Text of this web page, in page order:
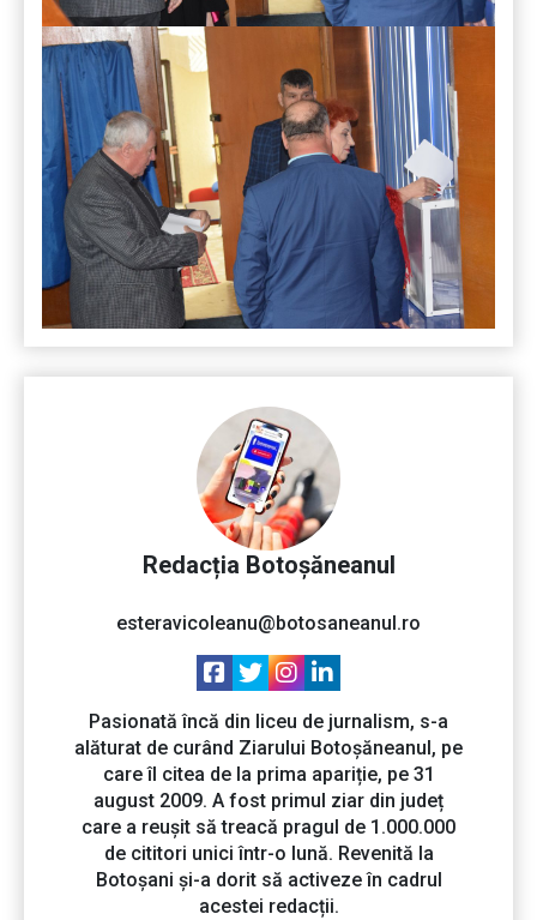
Redacția Botoșăneanul
esteravicoleanu@botosaneanul.ro
Pasionată încă din liceu de jurnalism, s-a
alăturat de curând Ziarului Botoșăneanul, pe
care îl citea de la prima apariție, pe 31
august 2009. A fost primul ziar din județ
care a reușit să treacă pragul de 1.000.000
de cititori unici într-o lună. Revenită la
Botoșani și-a dorit să activeze în cadrul
acestei redacții.